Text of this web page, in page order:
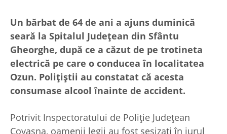
Un bărbat de 64 de ani a ajuns duminică
seară la Spitalul Județean din Sfântu
Gheorghe, după ce a căzut de pe trotineta
electrică pe care o conducea în localitatea
Ozun. Polițiștii au constatat că acesta
consumase alcool înainte de accident.
Potrivit Inspectoratului de Poliție Județean
Covasna, oamenii legii au fost sesizați în jurul